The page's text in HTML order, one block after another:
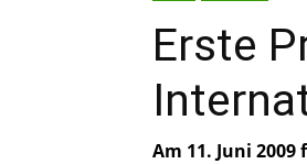
Erste
Am 11. Juni